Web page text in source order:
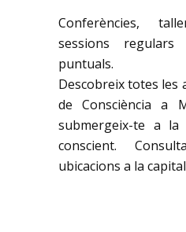
Conferències,
sessions regulars
puntuals.
Descobreix totes les
de Consciència a
submergeix-te a
conscient.
ubicacions a la